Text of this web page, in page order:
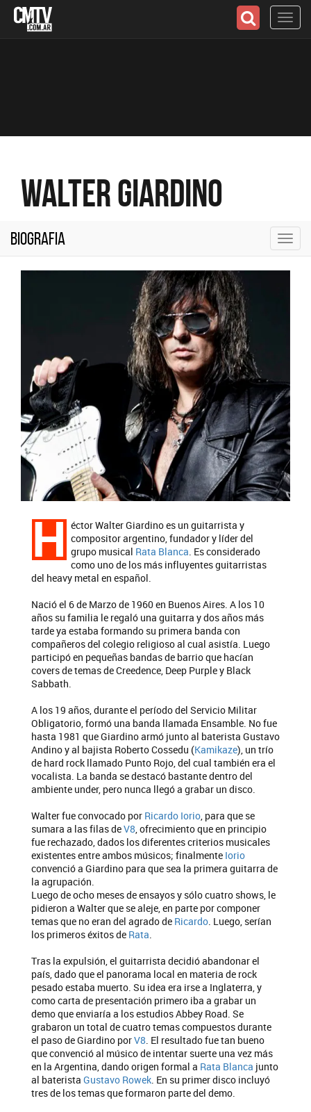
Walter Giardino
Biografia
H éctor Walter Giardino es un guitarrista y
compositor argentino, fundador y líder del
grupo musical Rata Blanca. Es considerado
como uno de los más influyentes guitarristas
del heavy metal en español.
Nació el 6 de Marzo de 1960 en Buenos Aires. A los 10
años su familia le regaló una guitarra y dos años más
tarde ya estaba formando su primera banda con
compañeros del colegio religioso al cual asistía. Luego
participó en pequeñas bandas de barrio que hacían
covers de temas de Creedence, Deep Purple y Black
Sabbath.
A los 19 años, durante el período del Servicio Militar
Obligatorio, formó una banda llamada Ensamble. No fue
hasta 1981 que Giardino armó junto al baterista Gustavo
Andino y al bajista Roberto Cossedu (Kamikaze), un trío
de hard rock llamado Punto Rojo, del cual también era el
vocalista. La banda se destacó bastante dentro del
ambiente under, pero nunca llegó a grabar un disco.
Walter fue convocado por Ricardo Iorio, para que se
sumara a las filas deV8, ofrecimiento que en principio
fue rechazado, dados los diferentes criterios musicales
existentes entre ambos músicos; finalmente Iorio
convenció a Giardino para que sea la primera guitarra de
la agrupación.
Luego de ocho meses de ensayos y sólo cuatro shows, le
pidieron a Walter que se aleje, en parte por componer
temas que no eran del agrado de Ricardo. Luego, serían
los primeros éxitos de Rata.
Tras la expulsión, el guitarrista decidió abandonar el
país, dado que el panorama local en materia de rock
pesado estaba muerto. Su idea era irse a Inglaterra, y
como carta de presentación primero iba a grabar un
demo que enviaría a los estudios Abbey Road. Se
grabaron un total de cuatro temas compuestos durante
el paso de Giardino porV8. El resultado fue tan bueno
que convenció al músico de intentar suerte una vez más
en la Argentina, dando origen formal a Rata Blanca junto
al baterista Gustavo Rowek. En su primer disco incluyó
tres de los temas que formaron parte del demo.